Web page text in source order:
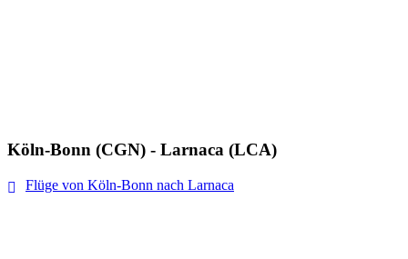
Köln-Bonn (CGN) - Larnaca (LCA)
Flüge von Köln-Bonn nach Larnaca